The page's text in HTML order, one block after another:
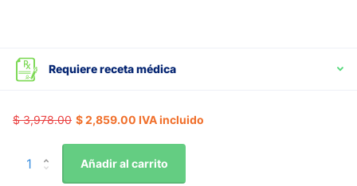
Requiere receta médica
$ 3,978.00 $ 2,859.00 IVA incluido
Añadir al carrito